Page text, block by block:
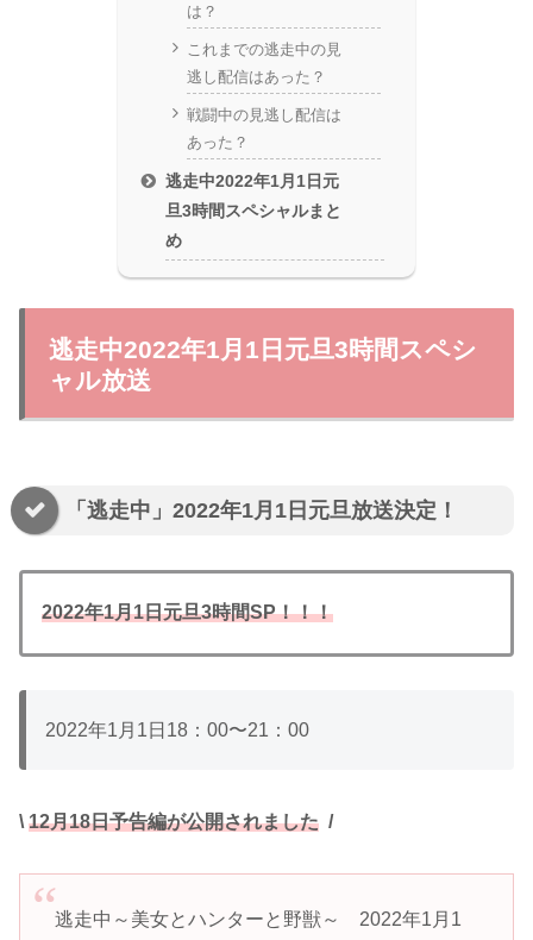
は？
これまでの逃走中の見
逃し配信はあった？
戦闘中の見逃し配信は
あった？
逃走中2022年1月1日元
旦3時間スペシャルまと
め
逃走中2022年1月1日元旦3時間スペシ
ャル放送
「逃走中」2022年1月1日元旦放送決定！
2022年1月1日元旦3時間SP！！！
2022年1月1日18：00〜21：00
\ 12月18日予告編が公開されました /
逃走中～美女とハンターと野獣～ 2022年1月1